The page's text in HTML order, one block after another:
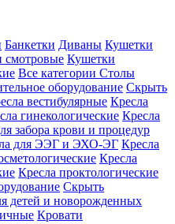
Банкетки Диваны Кушетки
смотровые Кушетки
Все категории Столы
оборудование Скрыть
вестибулярные Кресла
гинекологические Кресла
забора крови и процедур
для ЭЭГ и ЭХО-ЭГ Кресла
Кресла
Кресла проктологические
Скрыть
детей и новорожденных
Кровати